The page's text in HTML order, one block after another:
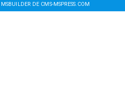
DE CMS-MSPRESS.COM